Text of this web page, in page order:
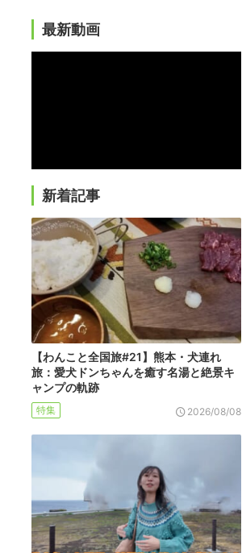
最新動画
新着記事
【わんこと全国旅#21】熊本・犬連れ
旅：愛犬ドンちゃんを癒す名湯と絶景キ
ャンプの軌跡
特集 2026/08/08